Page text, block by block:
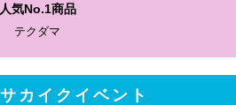
人気No.1商品
テクダマ
カイクイベント